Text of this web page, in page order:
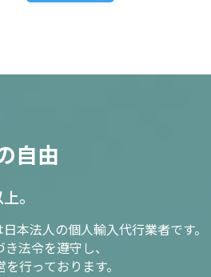
自由
。
本法人の個人輸入代行業者です。
法令を遵守し、
行っております。